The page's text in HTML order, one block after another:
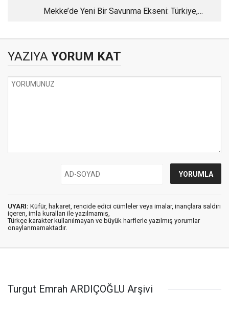
Mekke’de Yeni Bir Savunma Ekseni: Türkiye,
YAZIYA YORUM KAT
UYARI: Küfür, hakaret, rencide edici cümleler veya imalar, inançlara saldırı
içeren, imla kuralları ile yazılmamış,
Türkçe karakter kullanılmayan ve büyük harflerle yazılmış yorumlar
onaylanmamaktadır.
Turgut Emrah ARDIÇOĞLU Arşivi